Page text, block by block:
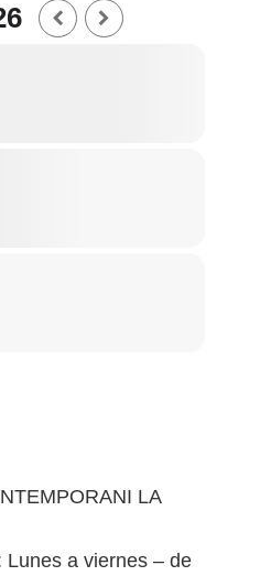
LA
Lunes a viernes – de